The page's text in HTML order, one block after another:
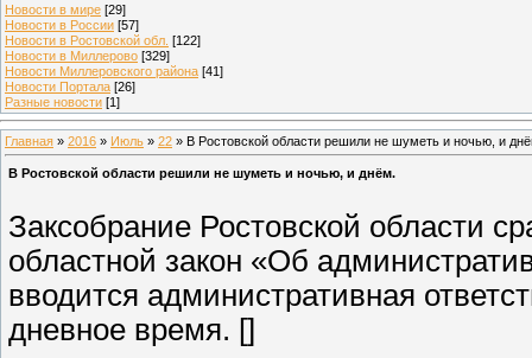
Новости в мире [29]
Новости в России [57]
Новости в Ростовской обл. [122]
Новости в Миллерово [329]
Новости Миллеровского района [41]
Новости Портала [26]
Разные новости [1]
Главная » 2016 » Июль » 22 » В Ростовской области решили не шуметь и ночью, и
В Ростовской области решили не шуметь и ночью, и днём.
Заксобрание Ростовской области
областной закон «Об
вводится административная
дневное время. []